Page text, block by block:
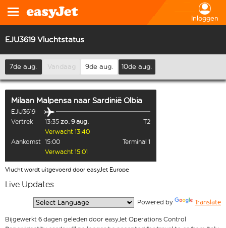
Inloggen
EJU3619 Vluchtstatus
7de aug. Vandaag 9de aug. 10de aug.
Milaan Malpensa naar Sardinië Olbia
EJU3619
Vertrek
13:35 zo. 9 aug.
T2
Verwacht 13:40
Aankomst 15:00
Terminal 1
Verwacht 15:01
Vlucht wordt uitgevoerd door easyJet Europe
Live Updates
Powered by Translate
Bijgewerkt 6 dagen geleden door easyJet Operations Control